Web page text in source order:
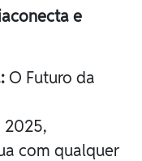
e
O Futuro da
2025,
com qualquer